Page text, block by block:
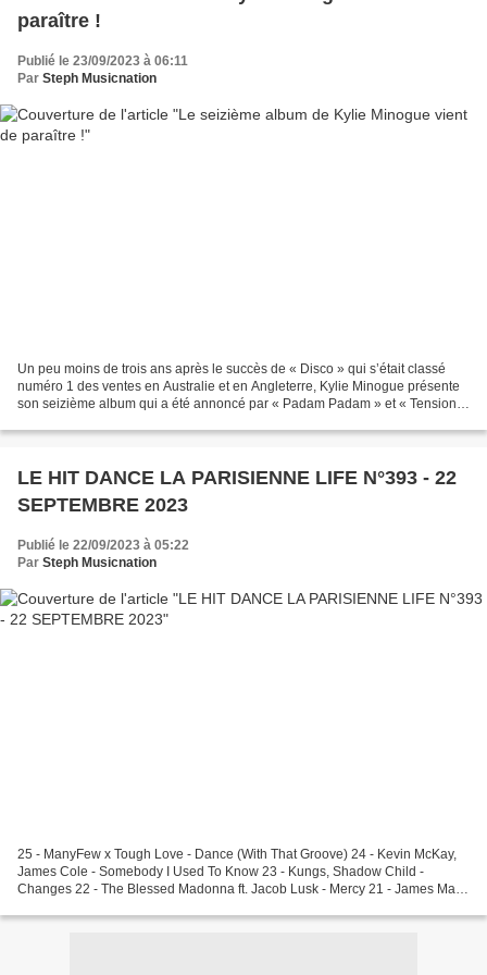
paraître !
Publié le 23/09/2023 à 06:11
Par Steph Musicnation
Un peu moins de trois ans après le succès de « Disco » qui s’était classé
numéro 1 des ventes en Australie et en Angleterre, Kylie Minogue présente
son seizième album qui a été annoncé par « Padam Padam » et « Tension »
LE HIT DANCE LA PARISIENNE LIFE N°393 - 22
SEPTEMBRE 2023
Publié le 22/09/2023 à 05:22
Par Steph Musicnation
25 - ManyFew x Tough Love - Dance (With That Groove) 24 - Kevin McKay,
James Cole - Somebody I Used To Know 23 - Kungs, Shadow Child -
Changes 22 - The Blessed Madonna ft. Jacob Lusk - Mercy 21 - James Mac